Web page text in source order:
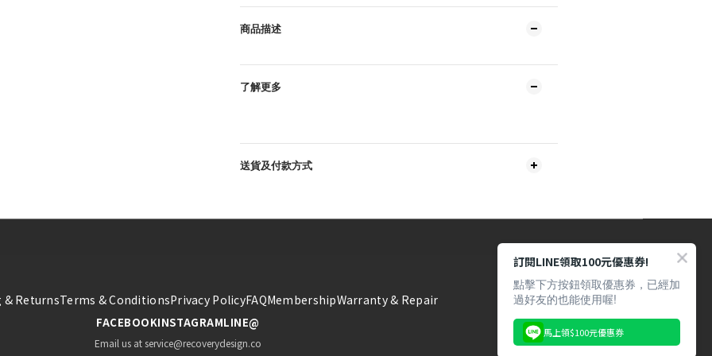
商品描述
了解更多
送貨及付款方式
ReturnsTerms & ConditionsPrivacy PolicyFAQMembershipWarranty & Repair
FACEBOOKINSTAGRAMLINE@
Email us at service@recoverydesign.co
訂閱LINE領取100元優惠券!
點擊下方按鈕領取優惠券，已經加
過好友的也能使用喔!
馬上領$100元優惠券